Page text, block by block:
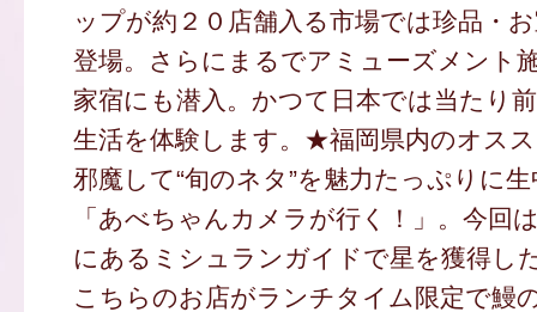
ップが約２０店舗入る市場では珍品・
登場。さらにまるでアミューズメント
家宿にも潜入。かつて日本では当たり
生活を体験します。★福岡県内のオス
邪魔して“旬のネタ”を魅力たっぷりに
「あべちゃんカメラが行く！」。今回
にあるミシュランガイドで星を獲得し
こちらのお店がランチタイム限定で鰻